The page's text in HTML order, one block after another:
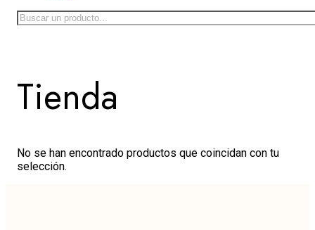
Buscar
Tienda
No se han encontrado productos que coincidan con tu
selección.